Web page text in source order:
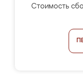
Стоимость